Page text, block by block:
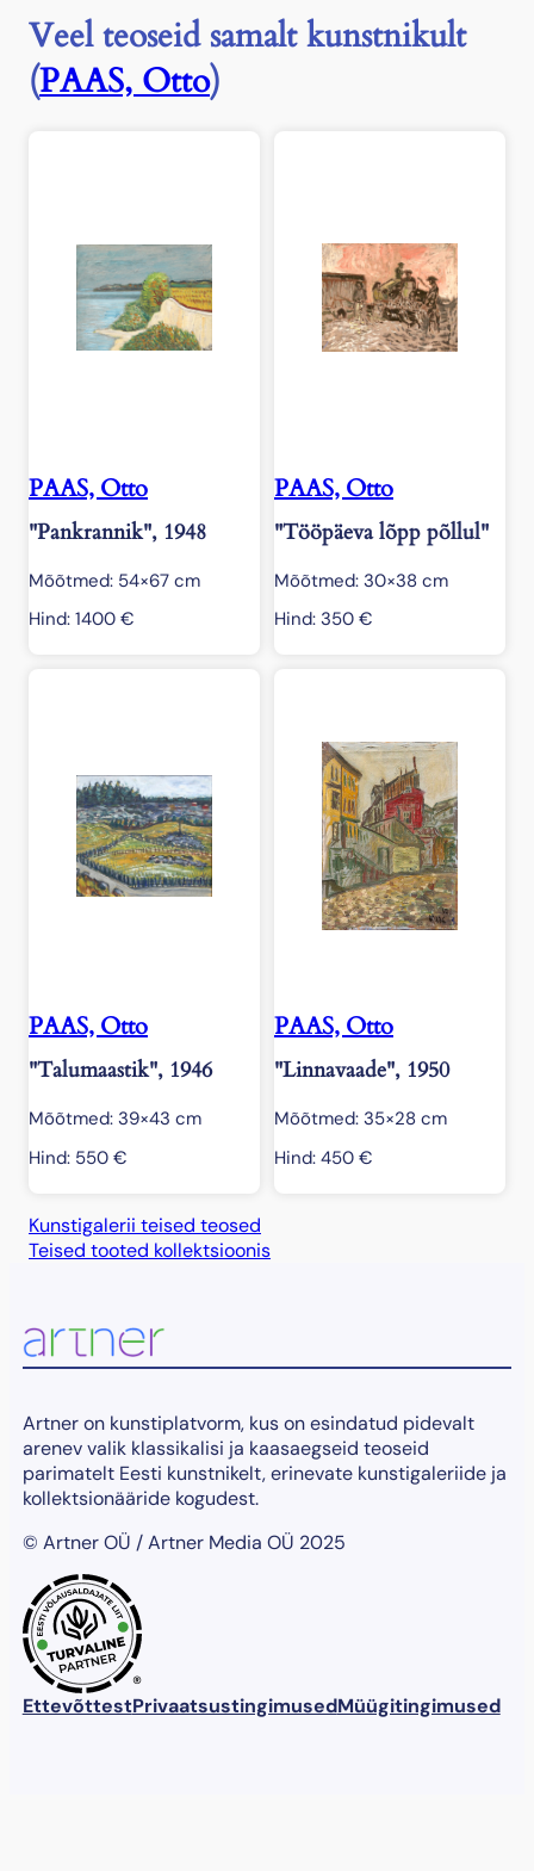
Veel teoseid samalt kunstnikult
(PAAS, Otto)
PAAS, Otto
"Pankrannik", 1948
Mõõtmed: 54×67 cm
Hind: 1400 €
PAAS, Otto
"Tööpäeva lõpp põllul"
Mõõtmed: 30×38 cm
Hind: 350 €
PAAS, Otto
"Talumaastik", 1946
Mõõtmed: 39×43 cm
Hind: 550 €
PAAS, Otto
"Linnavaade", 1950
Mõõtmed: 35×28 cm
Hind: 450 €
Kunstigalerii teised teosed
Teised tooted kollektsioonis
Artner on kunstiplatvorm, kus on esindatud pidevalt
arenev valik klassikalisi ja kaasaegseid teoseid
parimatelt Eesti kunstnikelt, erinevate kunstigaleriide ja
kollektsionääride kogudest.
© Artner OÜ / Artner Media OÜ 2025
®
EttevõttestPrivaatsustingimusedMüügitingimused